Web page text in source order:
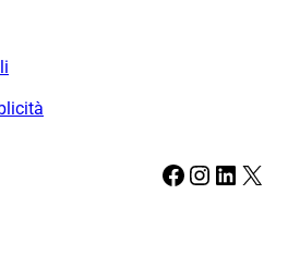
Facebook Instagram LinkedIn X